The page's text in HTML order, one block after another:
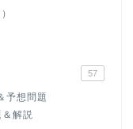
57
予想問題
解説